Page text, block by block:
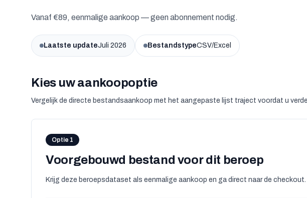
Vanaf €89, eenmalige aankoop — geen abonnement nodig.
Laatste updateJuli 2026 BestandstypeCSV/Excel
Kies uw aankoopoptie
Vergelijk de directe bestandsaankoop met het aangepaste lijst traject voordat u
Optie 1
Voorgebouwd bestand voor dit beroep
Krijg deze beroepsdataset als eenmalige aankoop en ga direct naar de checkout.